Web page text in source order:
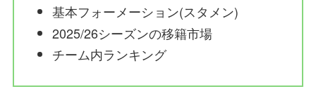
基本フォーメーション(スタメン)
2025/26シーズンの移籍市場
チーム内ランキング